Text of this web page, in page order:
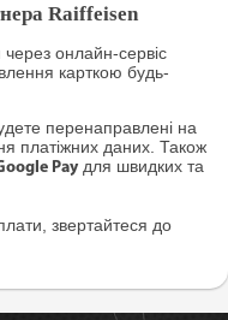
Raiffeisen
онлайн-сервіс
карткою будь-
перенаправлені на
платіжних даних. Також
Pay для швидких та
звертайтеся до